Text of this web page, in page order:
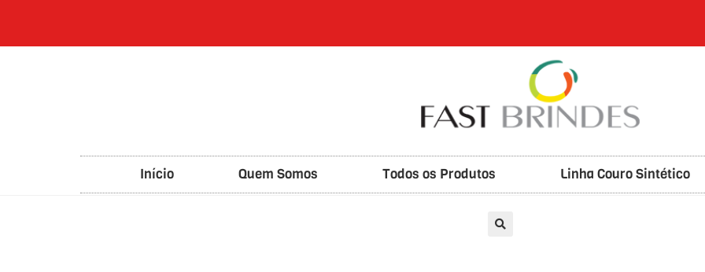
Início Quem Somos Todos os Produtos Linha Couro Sintético